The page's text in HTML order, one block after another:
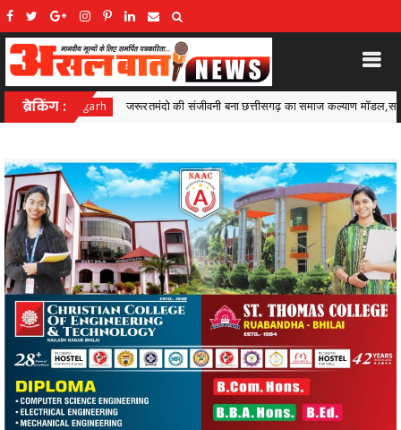
ब्रेकिंग :
का समाज कल्याण मॉडल,सामाजिक सुरक्षा से आत्मनिर्भरता की राह पर